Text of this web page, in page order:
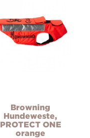
Browning
Hundeweste,
PROTECT ONE
orange